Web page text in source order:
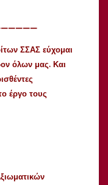
ΣΣΑΣ εύχομαι
όλων μας. Και
έργο τους